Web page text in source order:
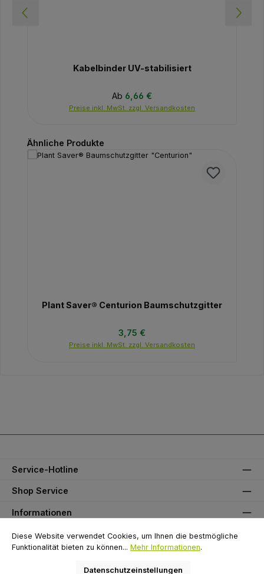
Kabelbinder UV-stabilisiert
Regulärer Preis:
Ab 6,66 €
Preise inkl. MwSt. zzgl. Versandkosten
Produktgalerie überspringen
Ähnliche Produkte
Plant Saver® Centurion Baumschutzgitter
Regulärer Preis:
3,75 €
Preise inkl. MwSt. zzgl. Versandkosten
Service-Hotline
Shop Service
Informationen
Unser Partner
Diese Website verwendet Cookies, um Ihnen die bestmögliche
Funktionalität bieten zu können... Mehr Informationen.
Datenschutzeinstellungen